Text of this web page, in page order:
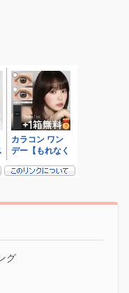
グ